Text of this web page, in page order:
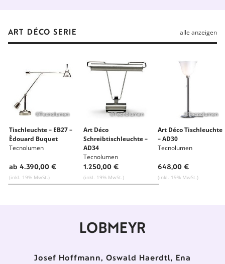
ART DÉCO SERIE alle anzeigen
©Tecnolumen
Tischleuchte – EB27 –
Èdouard Buquet
Tecnolumen
ab 4.390,00 €
(inkl. 19% MwSt.)
©Tecnolumen
Art Déco
Schreibtischleuchte –
AD34
Tecnolumen
1.250,00 €
(inkl. 19% MwSt.)
©Tecnolumen
Art Déco Tischleuchte
– AD30
Tecnolumen
648,00 €
(inkl. 19% MwSt.)
LOBMEYR
Josef Hoffmann, Oswald Haerdtl, Ena